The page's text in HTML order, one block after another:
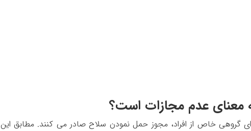
معنای عدم مجازات است؟
گروهی خاص از افراد، مجوز حمل نمودن سلاح صادر می کنند‌. مطابق این